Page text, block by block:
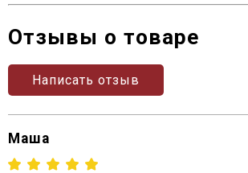
Отзывы о товаре
Написать отзыв
Маша